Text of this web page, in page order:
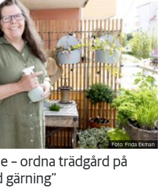
Foto: Frida Ekman
– ordna trädgård på
gärning”